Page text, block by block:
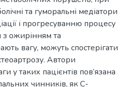
та гуморальні медіатори
і прогресуванню процесу
ожирінням та
вагу, можуть спостерігати
Автори
у таких пацієнтів пов’язана
чинників, як C-